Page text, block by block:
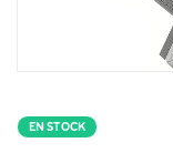
EN STOCK